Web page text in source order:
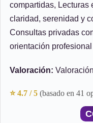
compartidas, Lecturas
claridad, serenidad y
Consultas privadas
orientación
Valoración:
⭐ 4.7 / 5 (basado en 41